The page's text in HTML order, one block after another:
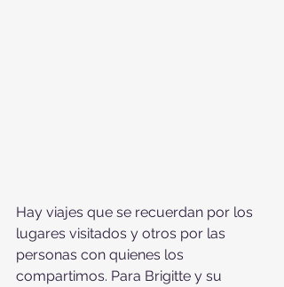
Hay viajes que se recuerdan por los
lugares visitados y otros por las
personas con quienes los
compartimos. Para Brigitte y su